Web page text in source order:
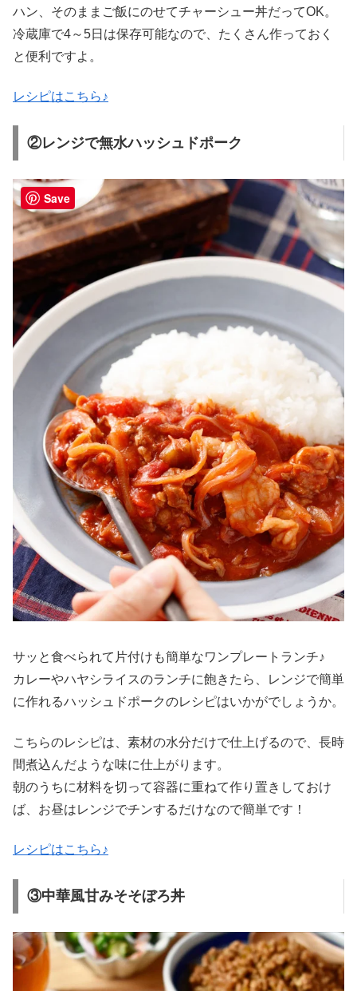
ハン、そのままご飯にのせてチャーシュー丼だってOK。
冷蔵庫で4～5日は保存可能なので、たくさん作っておく
と便利ですよ。
レシピはこちら♪
②レンジで無水ハッシュドポーク
サッと食べられて片付けも簡単なワンプレートランチ♪
カレーやハヤシライスのランチに飽きたら、レンジで簡単
に作れるハッシュドポークのレシピはいかがでしょうか。
こちらのレシピは、素材の水分だけで仕上げるので、長時
間煮込んだような味に仕上がります。
朝のうちに材料を切って容器に重ねて作り置きしておけ
ば、お昼はレンジでチンするだけなので簡単です！
レシピはこちら♪
③中華風甘みそそぼろ丼
Save